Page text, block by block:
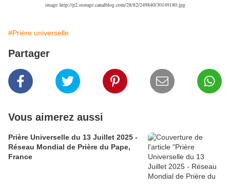
image http://p2.storage.canalblog.com/28/82/249840/30149180.jpg
#Prière universelle
Partager
Vous aimerez aussi
Prière Universelle du 13 Juillet 2025 -
Réseau Mondial de Prière du Pape,
France